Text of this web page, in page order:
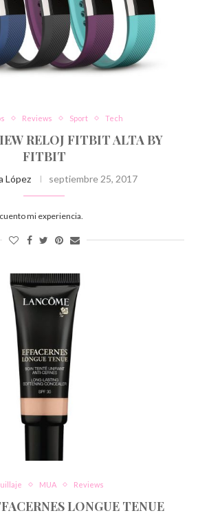
Reviews Sport Tech
RELOJ FITBIT ALTA BY
FITBIT
López septiembre 25, 2017
mi experiencia.
MUA Reviews
LONGUE TENUE